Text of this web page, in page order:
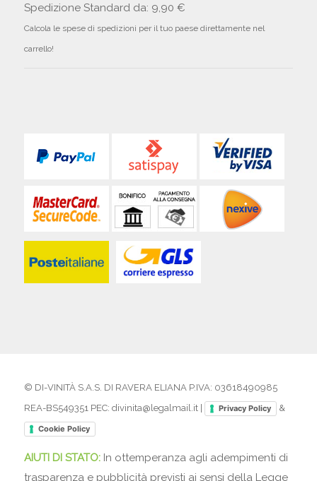
Spedizione Standard da: 9,90 €
Calcola le spese di spedizioni per il tuo paese direttamente nel
carrello!
© DI-VINITÀ S.A.S. DI RAVERA ELIANA P.IVA: 03618490985
REA-BS549351 PEC: divinita@legalmail.it |
Privacy Policy &
Cookie Policy
AIUTI DI STATO: In ottemperanza agli adempimenti di
trasparenza e pubblicità previsti ai sensi della Legge